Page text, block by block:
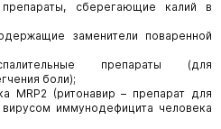
препараты, сберегающие калий в
заменители поваренной
препараты (для
боли);
MRP2 (ритонавир – препарат для
иммунодефицита человека